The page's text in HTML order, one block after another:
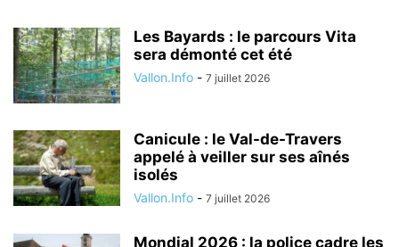
Les Bayards : le parcours Vita
sera démonté cet été
Vallon.Info - 7 juillet 2026
Canicule : le Val-de-Travers
appelé à veiller sur ses aînés
isolés
Vallon.Info - 7 juillet 2026
Mondial 2026 : la police cadre les